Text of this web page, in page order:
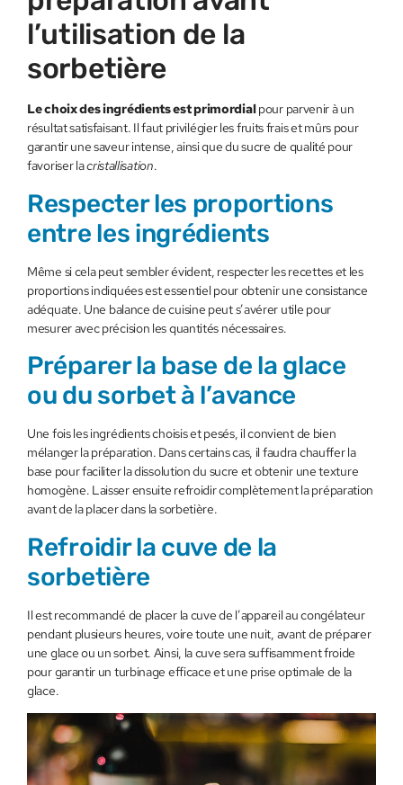
l’utilisation de la
sorbetière
Le choix des ingrédients est primordialpour parvenir à un
résultat satisfaisant. Il faut privilégier les fruits frais et mûrs pour
garantir une saveur intense, ainsi que du sucre de qualité pour
favoriser lacristallisation.
Respecter les proportions
entre les ingrédients
Même si cela peut sembler évident, respecter les recettes et les
proportions indiquées est essentiel pour obtenir une consistance
adéquate. Une balance de cuisine peut s’avérer utile pour
mesurer avec précision les quantités nécessaires.
Préparer la base de la glace
ou du sorbet à l’avance
Une fois les ingrédients choisis et pesés, il convient de bien
mélanger la préparation. Dans certains cas, il faudra chauffer la
base pour faciliter la dissolution du sucre et obtenir une texture
homogène. Laisser ensuite refroidir complètement la préparation
avant de la placer dans la sorbetière.
Refroidir la cuve de la
sorbetière
Il est recommandé de placer la cuve de l’appareil au congélateur
pendant plusieurs heures, voire toute une nuit, avant de préparer
une glace ou un sorbet. Ainsi, la cuve sera suffisamment froide
pour garantir un turbinage efficace et une prise optimale de la
glace.